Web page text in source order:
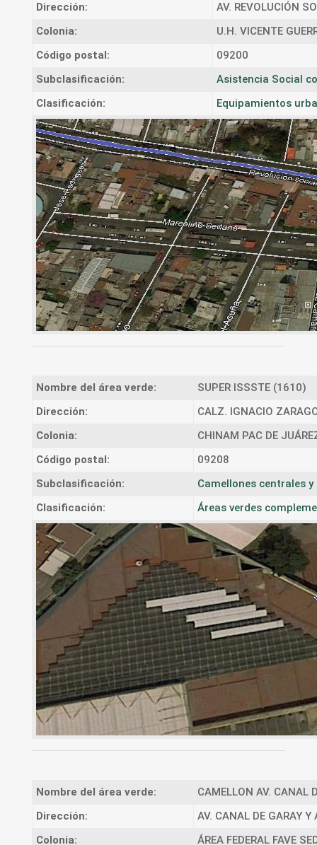
Dirección:
AV. REVOLUCIÓN
Colonia:
U.H. VICENTE
Código postal:
09200
Subclasificación:
Asistencia Social
Clasificación:
Equipamientos
Nombre del área verde:
SUPER ISSSTE (1610)
Dirección:
CALZ. IGNACIO
Colonia:
CHINAM PAC DE
Código postal:
09208
Subclasificación:
Camellones centrales
Clasificación:
Áreas verdes
Nombre del área verde:
CAMELLON AV. CANAL
Dirección:
AV. CANAL DE GARAY
Colonia:
ÁREA FEDERAL FAVE